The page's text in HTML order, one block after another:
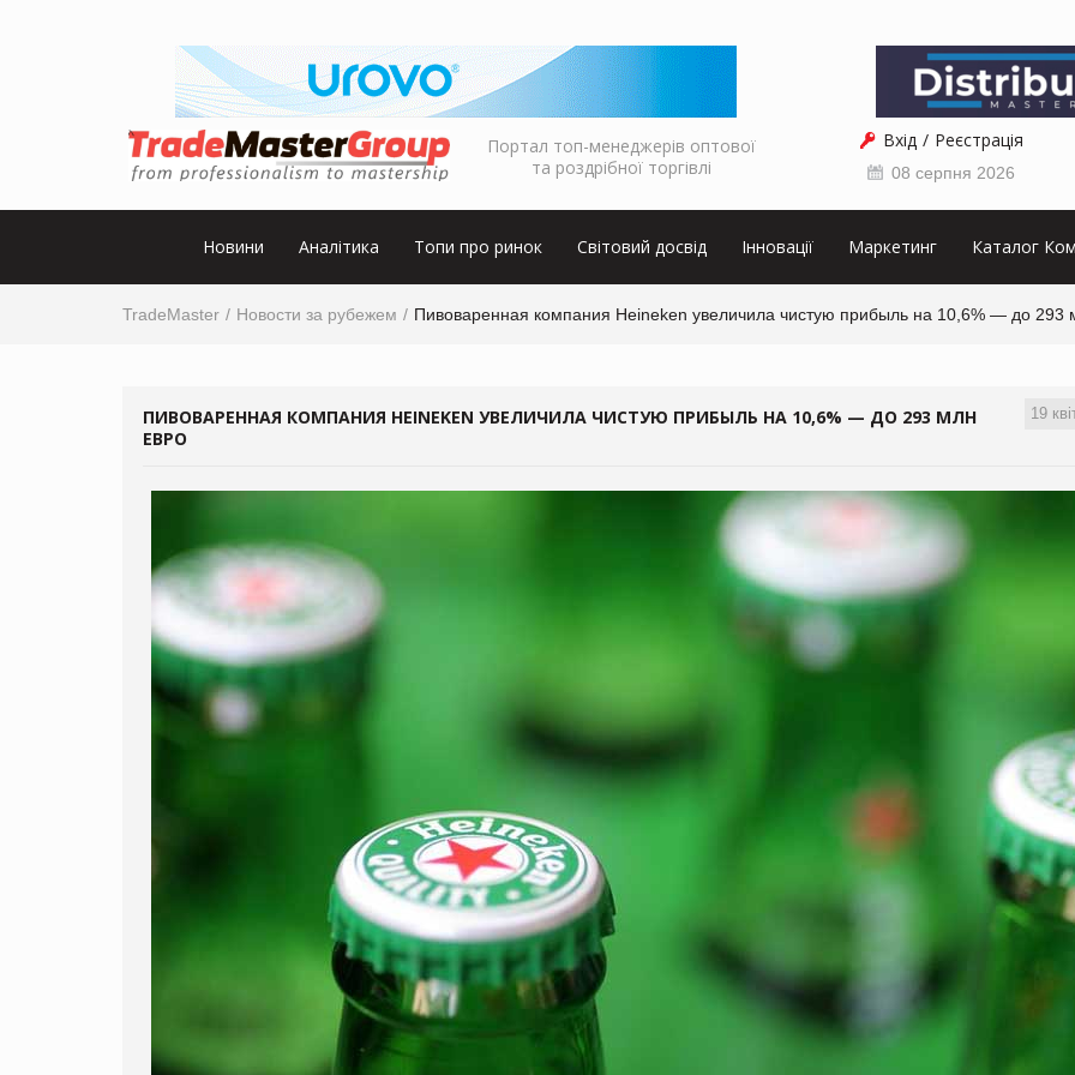
Портал топ-менеджерів оптової
та роздрібної торгівлі
Вхід Реєстрація
08 серпня 2026
Новини Аналітика Топи про ринок Світовий досвід Інновації Маркетинг Каталог
TradeMaster Новости за рубежем Пивоваренная компания Heineken увеличила чистую прибыль на 10,6% — до 293
19
ПИВОВАРЕННАЯ КОМПАНИЯ HEINEKEN УВЕЛИЧИЛА ЧИСТУЮ ПРИБЫЛЬ НА 10,6% — ДО 293 МЛН
ЕВРО